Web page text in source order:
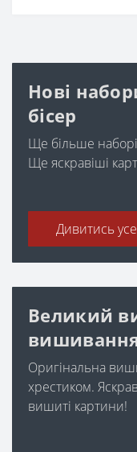
Нові
бісер
Ще більше
Ще яскравіші
Дивитись усе
Великий
Оригінальна
хрестиком.
вишиті картини!